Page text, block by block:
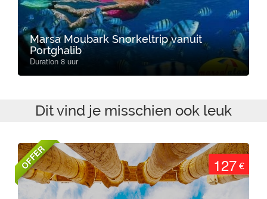
Marsa Moubark Snorkeltrip vanuit
Portghalib
Duration 8 uur
Dit vind je misschien ook leuk
OFFER 127€